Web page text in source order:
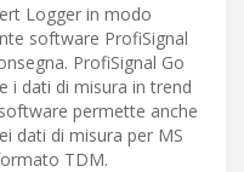
Logger in modo
software ProfiSignal
ProfiSignal Go
i dati di misura in trend
permette anche
dati di misura per MS
TDM.